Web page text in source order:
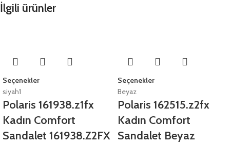
İlgili ürünler
Seçenekler
siyah1
Polaris 161938.z1fx
Kadın Comfort
Sandalet 161938.Z2FX
Seçenekler
Beyaz
Polaris 162515.z2fx
Kadın Comfort
Sandalet Beyaz